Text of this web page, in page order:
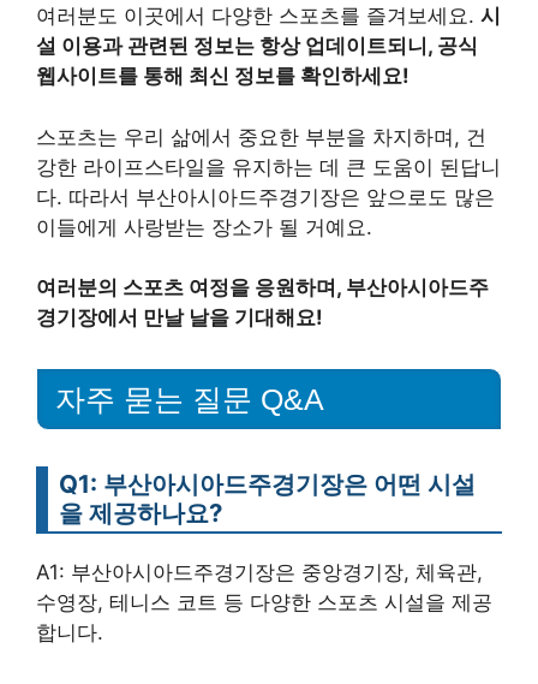
여러분도 이곳에서 다양한 스포츠를 즐겨보세요. 시
설 이용과 관련된 정보는 항상 업데이트되니, 공식
웹사이트를 통해 최신 정보를 확인하세요!
스포츠는 우리 삶에서 중요한 부분을 차지하며, 건
강한 라이프스타일을 유지하는 데 큰 도움이 된답니
다. 따라서 부산아시아드주경기장은 앞으로도 많은
이들에게 사랑받는 장소가 될 거예요.
여러분의 스포츠 여정을 응원하며, 부산아시아드주
경기장에서 만날 날을 기대해요!
자주 묻는 질문 Q&A
Q1: 부산아시아드주경기장은 어떤 시설
을 제공하나요?
A1: 부산아시아드주경기장은 중앙경기장, 체육관,
수영장, 테니스 코트 등 다양한 스포츠 시설을 제공
합니다.